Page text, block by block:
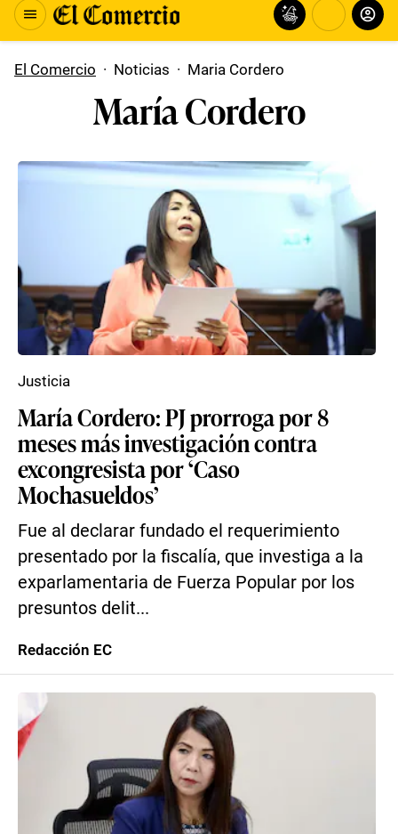
El Comercio · Noticias · Maria Cordero
María Cordero
María Cordero: PJ prorroga por 8
meses más investigación contra
excongresista por ‘Caso
Mochasueldos’
Fue al declarar fundado el requerimiento
presentado por la fiscalía, que investiga a la
exparlamentaria de Fuerza Popular por los
presuntos delit...
Justicia
Redacción EC